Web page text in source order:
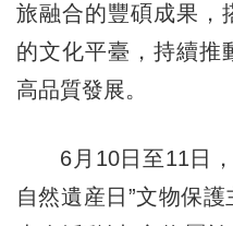
旅融合的豐碩成果，
的文化平臺，持續推
高品質發展。
6月10日至11日
自然遺産日”文物保護